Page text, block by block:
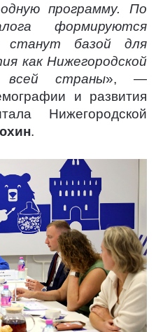
программу. По
формируются
станут базой для
как Нижегородской
страны», —
и развития
Нижегородской
.